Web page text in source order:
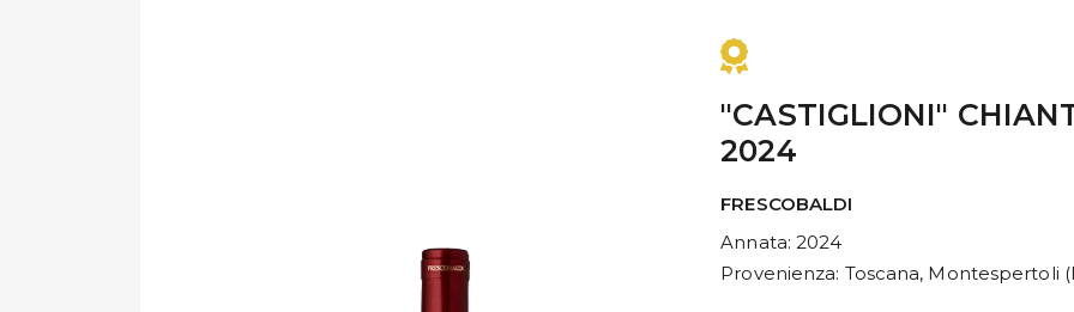
"CASTIGLIONI"
2024
FRESCOBALDI
Annata: 2024
Provenienza: Toscana, Montespertoli